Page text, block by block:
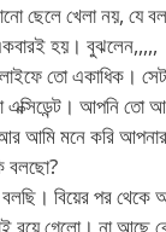
ছেলে খেলা নয়, যে
হয়। বুঝলেন,,,,,
তো একাধিক।
আপনি তো
আমি মনে করি
বলছো?
বিয়ের পর